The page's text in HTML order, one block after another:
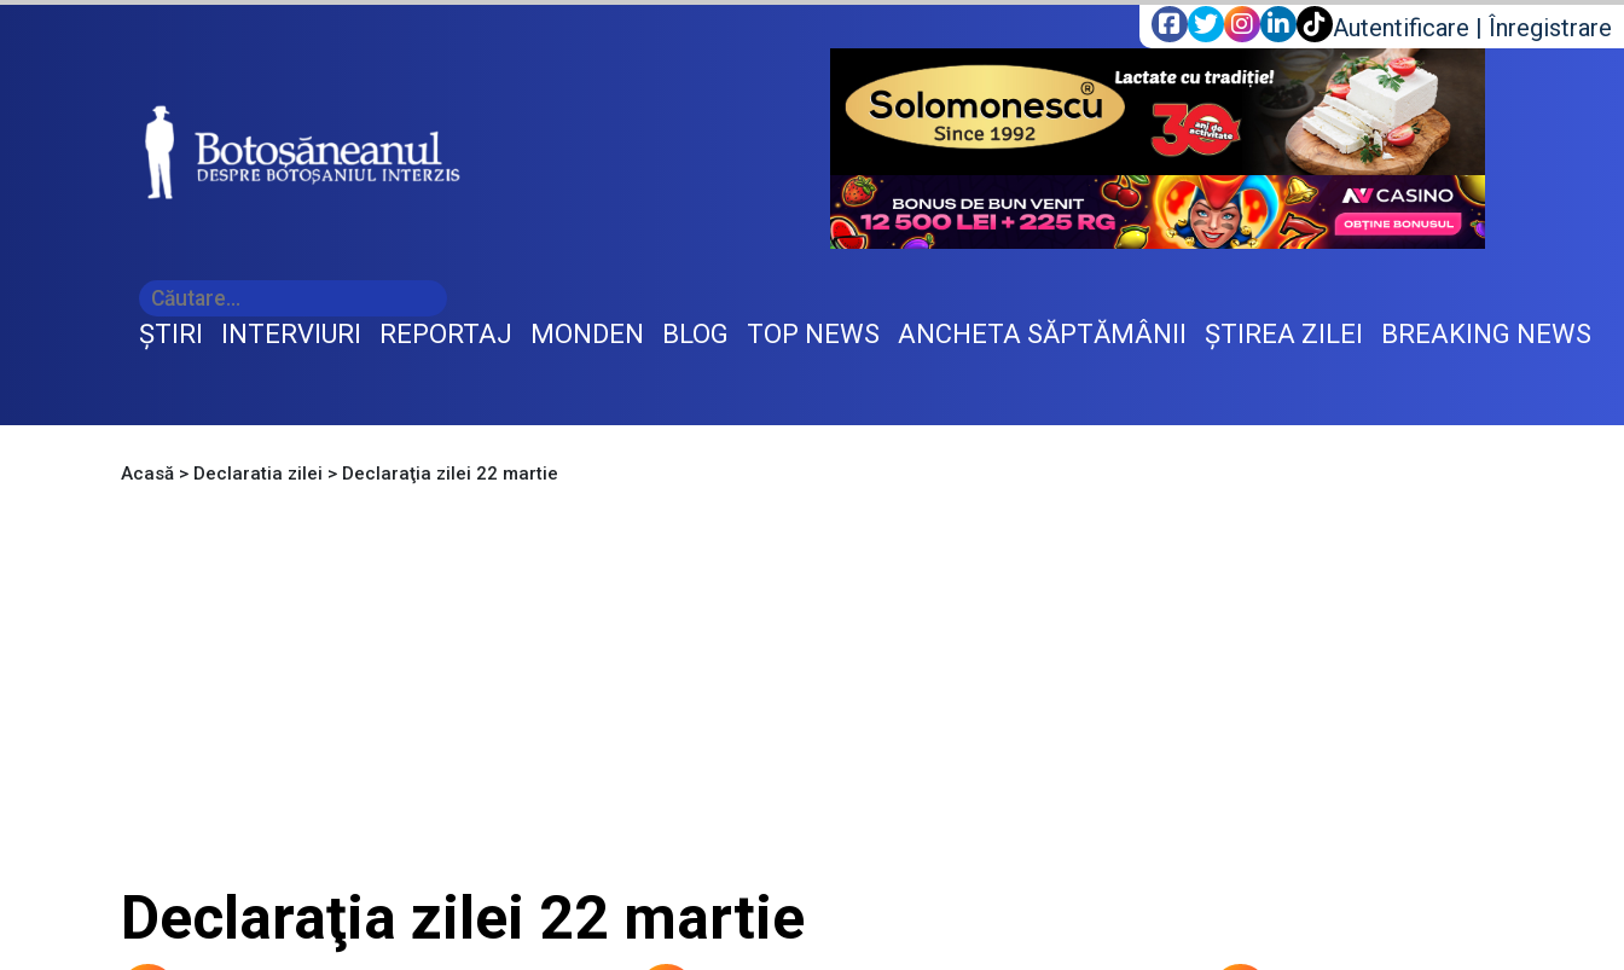
Autentificare | Înregistrare
ŞTIRI INTERVIURI REPORTAJ MONDEN BLOG TOP NEWS ANCHETA SĂPTĂMÂNII ŞTIREA ZILEI BREAKING NEWS
Acasă > Declaratia zilei > Declaraţia zilei 22 martie
Declaraţia zilei 22 martie